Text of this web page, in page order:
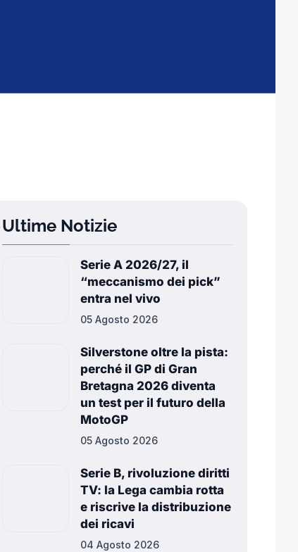
Ultime Notizie
Serie A 2026/27, il
“meccanismo dei pick”
entra nel vivo
05 Agosto 2026
Silverstone oltre la pista:
perché il GP di Gran
Bretagna 2026 diventa
un test per il futuro della
MotoGP
05 Agosto 2026
Serie B, rivoluzione diritti
TV: la Lega cambia rotta
e riscrive la distribuzione
dei ricavi
04 Agosto 2026